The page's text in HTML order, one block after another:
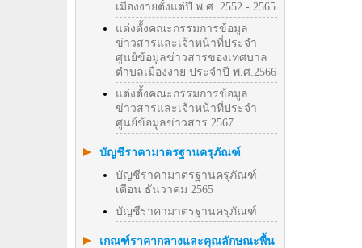
เมืองงายตั้งแต่ปี พ.ศ. 2552 - 2565
แต่งตั้งคณะกรรมการข้อมูล
ข่าวสารและเจ้าหน้าที่ประจำ
ศูนย์ข้อมูลข่าวสารของเทศบาล
ตำบลเมืองงาย ประจำปี พ.ศ.2566
แต่งตั้งคณะกรรมการข้อมูล
ข่าวสารและเจ้าหน้าที่ประจำ
ศูนย์ข้อมูลข่าวสาร 2567
บัญชีราคามาตรฐานครุภัณฑ์
บัญชีราคามาตรฐานครุภัณฑ์
เดือน ธันวาคม 2565
บัญชีราคามาตรฐานครุภัณฑ์
เกณฑ์ราคากลางและคุณลักษณะพื้น